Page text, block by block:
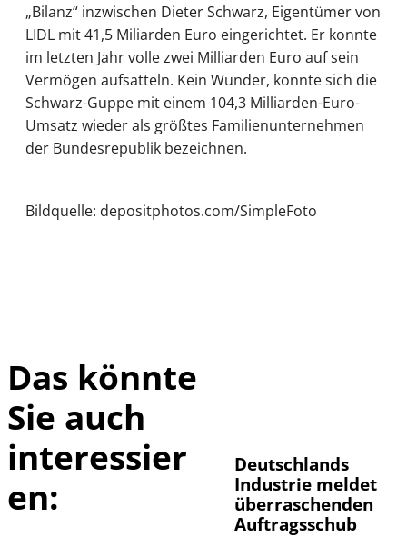
„Bilanz“ inzwischen Dieter Schwarz, Eigentümer von
LIDL mit 41,5 Miliarden Euro eingerichtet. Er konnte
im letzten Jahr volle zwei Milliarden Euro auf sein
Vermögen aufsatteln. Kein Wunder, konnte sich die
Schwarz-Guppe mit einem 104,3 Milliarden-Euro-
Umsatz wieder als größtes Familienunternehmen
der Bundesrepublik bezeichnen.
Bildquelle: depositphotos.com/SimpleFoto
Das könnte
Sie auch
interessier
en:
Deutschlands
Industrie meldet
überraschenden
Auftragsschub